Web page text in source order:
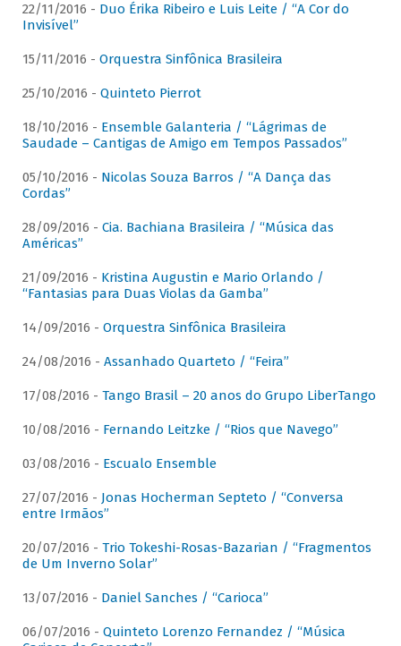
22/11/2016 - Duo Érika Ribeiro e Luis Leite / “A Cor do
Invisível”
15/11/2016 - Orquestra Sinfônica Brasileira
25/10/2016 - Quinteto Pierrot
18/10/2016 - Ensemble Galanteria / “Lágrimas de
Saudade – Cantigas de Amigo em Tempos Passados”
05/10/2016 - Nicolas Souza Barros / “A Dança das
Cordas”
28/09/2016 - Cia. Bachiana Brasileira / “Música das
Américas”
21/09/2016 - Kristina Augustin e Mario Orlando /
“Fantasias para Duas Violas da Gamba”
14/09/2016 - Orquestra Sinfônica Brasileira
24/08/2016 - Assanhado Quarteto / “Feira”
17/08/2016 - Tango Brasil – 20 anos do Grupo LiberTango
10/08/2016 - Fernando Leitzke / “Rios que Navego”
03/08/2016 - Escualo Ensemble
27/07/2016 - Jonas Hocherman Septeto / “Conversa
entre Irmãos”
20/07/2016 - Trio Tokeshi-Rosas-Bazarian / “Fragmentos
de Um Inverno Solar”
13/07/2016 - Daniel Sanches / “Carioca”
06/07/2016 - Quinteto Lorenzo Fernandez / “Música